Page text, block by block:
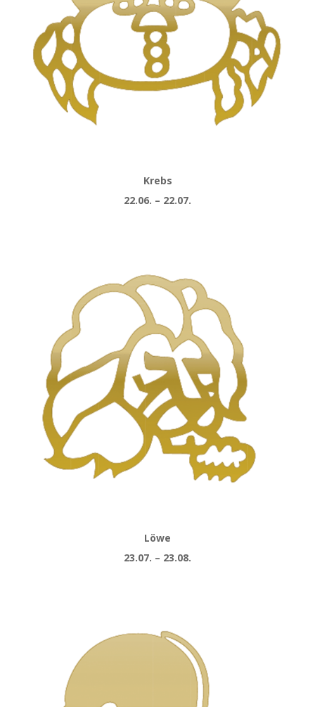
Krebs
22.06. – 22.07.
Löwe
23.07. – 23.08.